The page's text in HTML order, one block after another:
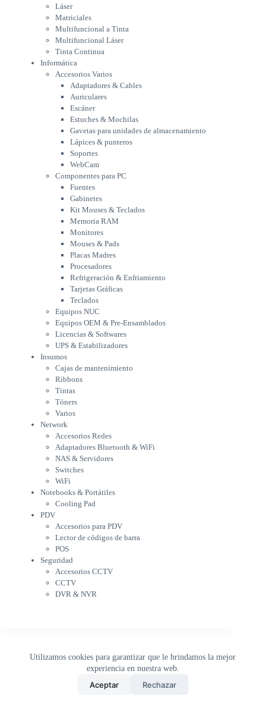
Utilizamos cookies para garantizar que le brindamos la mejor
experiencia en nuestra web.
Aceptar Rechazar
Adaptadores & Cables
Auriculares
Escáner
Estuches & Mochilas
Gavetas para unidades de
almacenamiento
Lápices & punteros
Soportes
WebCam
Componentes para PC
Fuentes
Gabinetes
Kit Mouses & Teclados
Memoria RAM
Monitores
Mouses & Pads
Placas Madres
Procesadores
Refrigeración & Enfriamiento
Tarjetas Gráficas
Teclados
Equipos NUC
Equipos OEM & Pre-Ensamblados
Licencias & Softwares
UPS & Estabilizadores
Insumos
Cajas de mantenimiento
Ribbons
Tintas
Tóners
Varios
Network
Accesorios Redes
Adaptadores Bluetooth & WiFi
NAS & Servidores
Switches
WiFi
Notebooks & Portátiles
Cargador para notebook
Cooling Pad
PDV
Accesorios para PDV
Lector de códigos de barra
POS
Seguridad
Accesorios CCTV
CCTV
DVR & NVR
Sin categorizar
Láser
Matriciales
Multifuncional a Tinta
Multifuncional Láser
Tinta Continua
Informática
Accesorios Varios
Adaptadores & Cables
Auriculares
Escáner
Estuches & Mochilas
Gavetas para unidades de almacenamiento
Lápices & punteros
Soportes
WebCam
Componentes para PC
Fuentes
Gabinetes
Kit Mouses & Teclados
Memoria RAM
Monitores
Mouses & Pads
Placas Madres
Procesadores
Refrigeración & Enfriamiento
Tarjetas Gráficas
Teclados
Equipos NUC
Equipos OEM & Pre-Ensamblados
Licencias & Softwares
UPS & Estabilizadores
Insumos
Cajas de mantenimiento
Ribbons
Tintas
Tóners
Varios
Network
Accesorios Redes
Adaptadores Bluetooth & WiFi
NAS & Servidores
Switches
WiFi
Notebooks & Portátiles
Cooling Pad
PDV
Accesorios para PDV
Lector de códigos de barra
POS
Seguridad
Accesorios CCTV
CCTV
DVR & NVR